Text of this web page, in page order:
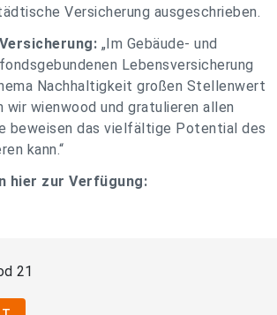
Versicherung ausgeschrieben.
„Im Gebäude- und
Lebensversicherung
Nachhaltigkeit großen Stellenwert
wienwood und gratulieren allen
beweisen das vielfältige Potential des
kann.“
hier zur Verfügung:
21